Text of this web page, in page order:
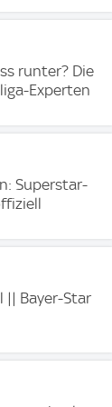
runter? Die
Experten
Superstar-
|| Bayer-Star